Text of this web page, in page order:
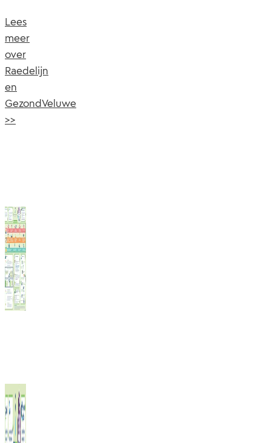
Lees
meer
over
Raedelijn
en
GezondVeluwe
>>